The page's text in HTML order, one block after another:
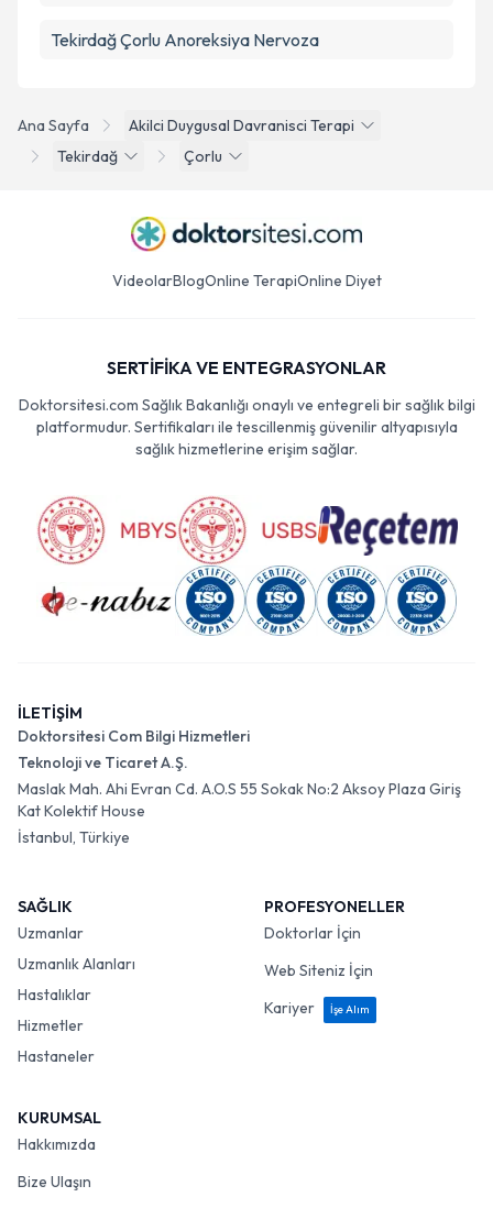
Ana Sayfa
Akilci Duygusal Davranisci Terapi
Tekirdağ
Çorlu
Tekirdağ Çorlu Anoreksiya Nervoza
VideolarBlogOnline TerapiOnline Diyet
SERTİFİKA VE ENTEGRASYONLAR
Doktorsitesi.com Sağlık Bakanlığı onaylı ve entegreli bir sağlık bilgi
platformudur. Sertifikaları ile tescillenmiş güvenilir altyapısıyla
sağlık hizmetlerine erişim sağlar.
İLETİŞİM
Doktorsitesi Com Bilgi Hizmetleri
Teknoloji ve Ticaret A.Ş.
Maslak Mah. Ahi Evran Cd. A.O.S 55 Sokak No:2 Aksoy Plaza Giriş
Kat Kolektif House
İstanbul, Türkiye
SAĞLIK
Uzmanlar
Uzmanlık Alanları
Hastalıklar
Hizmetler
Hastaneler
PROFESYONELLER
Doktorlar İçin
Web Siteniz İçin
Kariyer
İşe Alım
KURUMSAL
Hakkımızda
Bize Ulaşın